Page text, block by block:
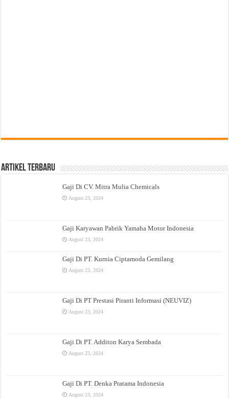
Artikel Terbaru
Gaji Di CV. Mitra Mulia Chemicals
August 23, 2024
Gaji Karyawan Pabrik Yamaha Motor Indonesia
August 23, 2024
Gaji Di PT. Kurnia Ciptamoda Gemilang
August 23, 2024
Gaji Di PT Prestasi Piranti Informasi (NEUVIZ)
August 23, 2024
Gaji Di PT. Additon Karya Sembada
August 23, 2024
Gaji Di PT. Denka Pratama Indonesia
August 23, 2024